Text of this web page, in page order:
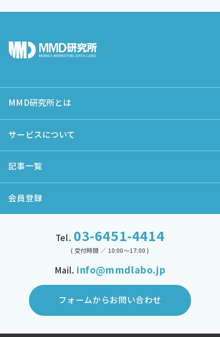
MMD研究所とは
サービスについて
記事一覧
会員登録
Tel. 03-6451-4414
( 受付時間 ／ 10:00～17:00 )
Mail. info@mmdlabo.jp
フォームからお問い合わせ